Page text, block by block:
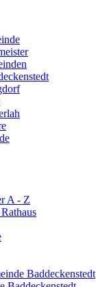
A - Z
Baddeckenstedt